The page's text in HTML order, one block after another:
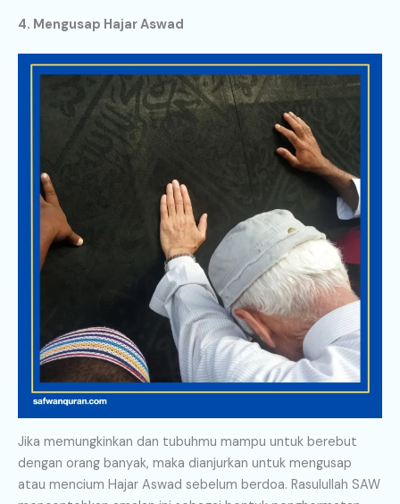
4. Mengusap Hajar Aswad
Jika memungkinkan dan tubuhmu mampu untuk berebut
dengan orang banyak, maka dianjurkan untuk mengusap
atau mencium Hajar Aswad sebelum berdoa. Rasulullah SAW